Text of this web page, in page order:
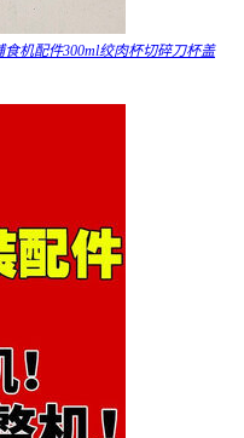
食机配件300ml绞肉杯切碎刀杯盖